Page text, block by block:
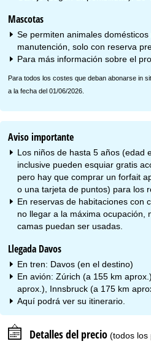
Mascotas
Se permiten animales
manutención, solo con reserva
Para más información sobre el
Para todos los costes que deban abonarse in
a la fecha del 01/06/2026.
Aviso importante
Los niños de hasta 5 años (edad
inclusive pueden esquiar gratis
pero hay que comprar un forfait
o una tarjeta de puntos) para los
En reservas de habitaciones con
no llegar a la máxima ocupación,
camas puedan ser usadas.
Llegada Davos
En tren: Davos (en el destino)
En avión: Zúrich (a 155 km
aprox.), Innsbruck (a 175 km
Aquí podrá ver su itinerario
Detalles del precio (todos los